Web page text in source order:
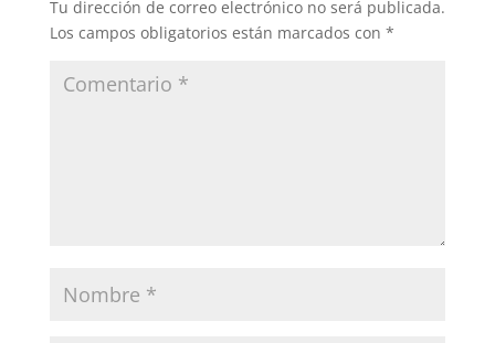
Tu dirección de correo electrónico no será publicada.
Los campos obligatorios están marcados con *